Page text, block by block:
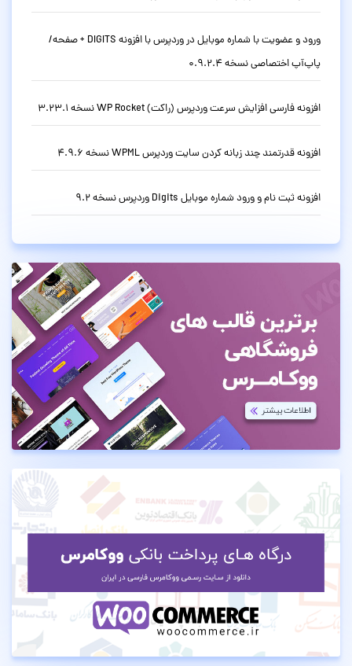
ورود و عضویت با شماره موبایل در وردپرس با افزونه DIGITS + صفحه/
پاپ‌آپ اختصاصی نسخه 0.9.2.4
افزونه فارسی افزایش سرعت وردپرس (راکت) WP Rocket نسخه 3.23.1
افزونه قدرتمند چند زبانه کردن سایت وردپرس WPML نسخه 4.9.6
افزونه ثبت نام و ورود شماره موبایل Digits وردپرس نسخه 9.2